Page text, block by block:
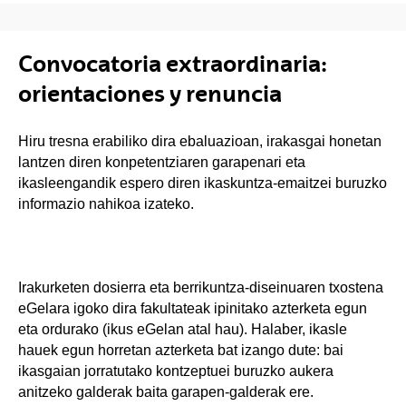
Convocatoria extraordinaria:
orientaciones y renuncia
Hiru tresna erabiliko dira ebaluazioan, irakasgai honetan
lantzen diren konpetentziaren garapenari eta
ikasleengandik espero diren ikaskuntza-emaitzei buruzko
informazio nahikoa izateko.
Irakurketen dosierra eta berrikuntza-diseinuaren txostena
eGelara igoko dira fakultateak ipinitako azterketa egun
eta ordurako (ikus eGelan atal hau). Halaber, ikasle
hauek egun horretan azterketa bat izango dute: bai
ikasgaian jorratutako kontzeptuei buruzko aukera
anitzeko galderak baita garapen-galderak ere.